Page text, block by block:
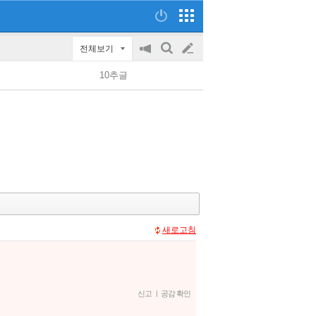
전체보기
공
on/off
검
글
쓰
10추글
새로고침
신고 | 공감 확인